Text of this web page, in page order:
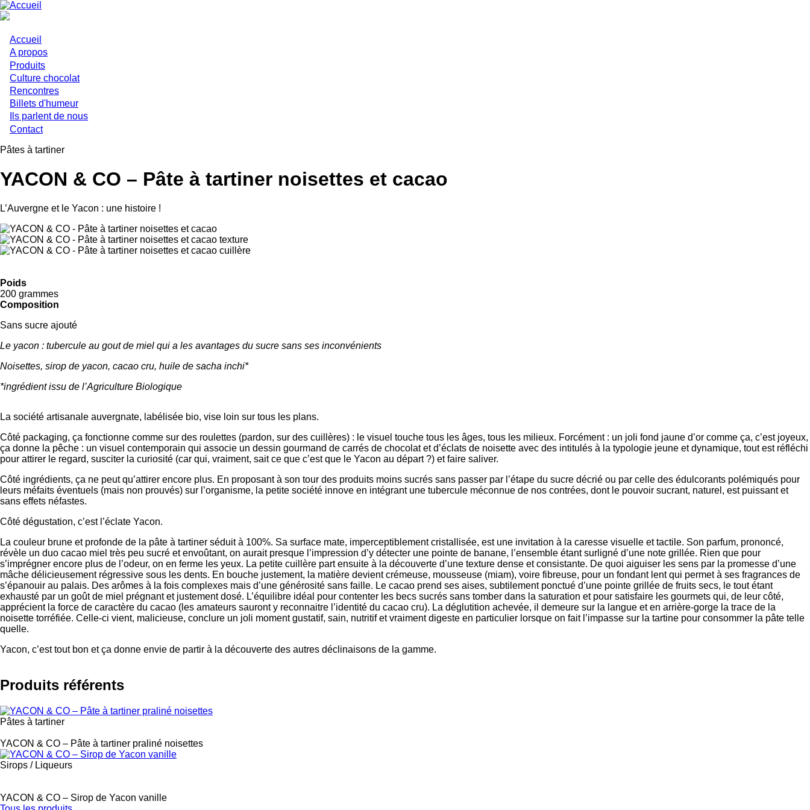
Aller
au
principal
Main
navigation
Accueil
A propos
Produits
Culture chocolat
Rencontres
Billets d'humeur
Ils parlent de nous
Contact
Pâtes à tartiner
YACON & CO – Pâte à tartiner noisettes et cacao
L’Auvergne et le Yacon : une histoire !
Poids
200 grammes
Composition
Sans sucre ajouté
Le yacon : tubercule au gout de miel qui a les avantages du sucre sans ses inconvénients
Noisettes, sirop de yacon, cacao cru, huile de sacha inchi*
*ingrédient issu de l’Agriculture Biologique
La société artisanale auvergnate, labélisée bio, vise loin sur tous les plans.
Côté packaging, ça fonctionne comme sur des roulettes (pardon, sur des cuillères) : le visuel touche tous les âges, tous les milieux. Forcément : un joli fond jaune d’or comme ça, c’est joyeux,
ça donne la pêche : un visuel contemporain qui associe un dessin gourmand de carrés de chocolat et d’éclats de noisette avec des intitulés à la typologie jeune et dynamique, tout est réfléchi
pour attirer le regard, susciter la curiosité (car qui, vraiment, sait ce que c’est que le Yacon au départ ?) et faire saliver.
Côté ingrédients, ça ne peut qu’attirer encore plus. En proposant à son tour des produits moins sucrés sans passer par l’étape du sucre décrié ou par celle des édulcorants polémiqués pour
leurs méfaits éventuels (mais non prouvés) sur l’organisme, la petite société innove en intégrant une tubercule méconnue de nos contrées, dont le pouvoir sucrant, naturel, est puissant et
sans effets néfastes.
Côté dégustation, c’est l’éclate Yacon.
La couleur brune et profonde de la pâte à tartiner séduit à 100%. Sa surface mate, imperceptiblement cristallisée, est une invitation à la caresse visuelle et tactile. Son parfum, prononcé,
révèle un duo cacao miel très peu sucré et envoûtant, on aurait presque l’impression d’y détecter une pointe de banane, l’ensemble étant surligné d’une note grillée. Rien que pour
s’imprégner encore plus de l’odeur, on en ferme les yeux. La petite cuillère part ensuite à la découverte d’une texture dense et consistante. De quoi aiguiser les sens par la promesse d’une
mâche délicieusement régressive sous les dents. En bouche justement, la matière devient crémeuse, mousseuse (miam), voire fibreuse, pour un fondant lent qui permet à ses fragrances de
s’épanouir au palais. Des arômes à la fois complexes mais d’une générosité sans faille. Le cacao prend ses aises, subtilement ponctué d’une pointe grillée de fruits secs, le tout étant
exhausté par un goût de miel prégnant et justement dosé. L’équilibre idéal pour contenter les becs sucrés sans tomber dans la saturation et pour satisfaire les gourmets qui, de leur côté,
apprécient la force de caractère du cacao (les amateurs sauront y reconnaitre l’identité du cacao cru). La déglutition achevée, il demeure sur la langue et en arrière-gorge la trace de la
noisette torréfiée. Celle-ci vient, malicieuse, conclure un joli moment gustatif, sain, nutritif et vraiment digeste en particulier lorsque on fait l’impasse sur la tartine pour consommer la pâte telle
quelle.
Yacon, c’est tout bon et ça donne envie de partir à la découverte des autres déclinaisons de la gamme.
Produits référents
Pâtes à tartiner
YACON & CO – Pâte à tartiner praliné noisettes
Sirops / Liqueurs
YACON & CO – Sirop de Yacon vanille